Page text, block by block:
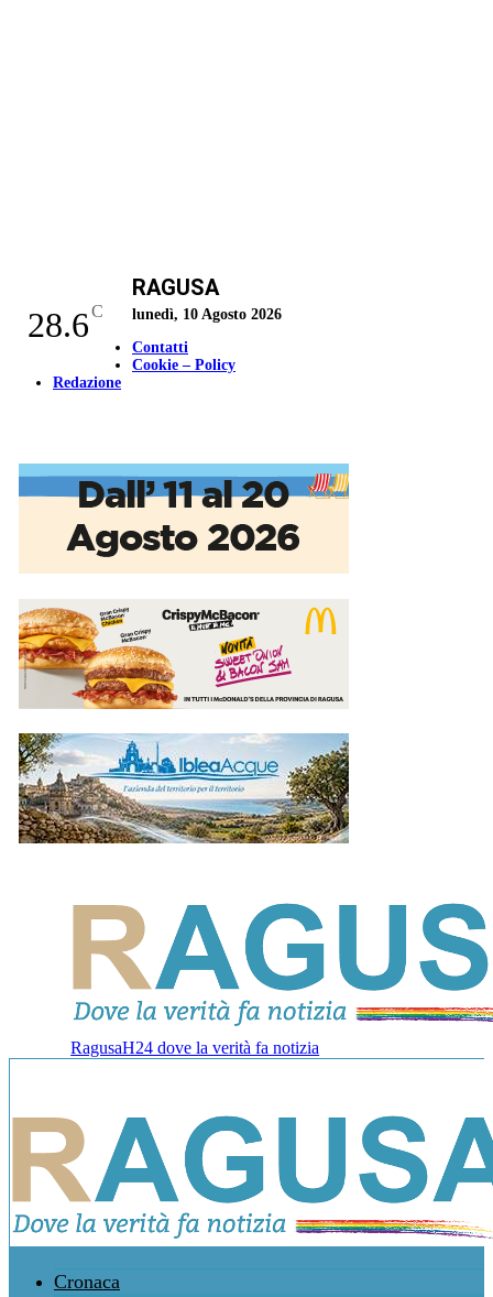
28.6C
RAGUSA
lunedì, 10 Agosto 2026
Contatti
Cookie – Policy
Redazione
RagusaH24 dove la verità fa notizia
Cronaca